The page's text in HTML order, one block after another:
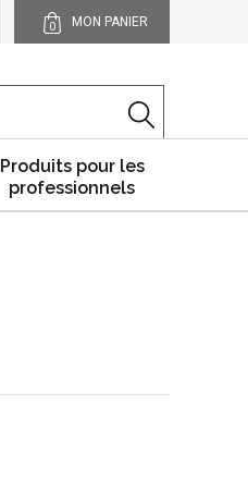
0 MON PANIER
Produits pour les
professionnels